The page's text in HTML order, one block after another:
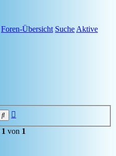
Foren-Übersicht Suche Aktive
Suche
1 von 1